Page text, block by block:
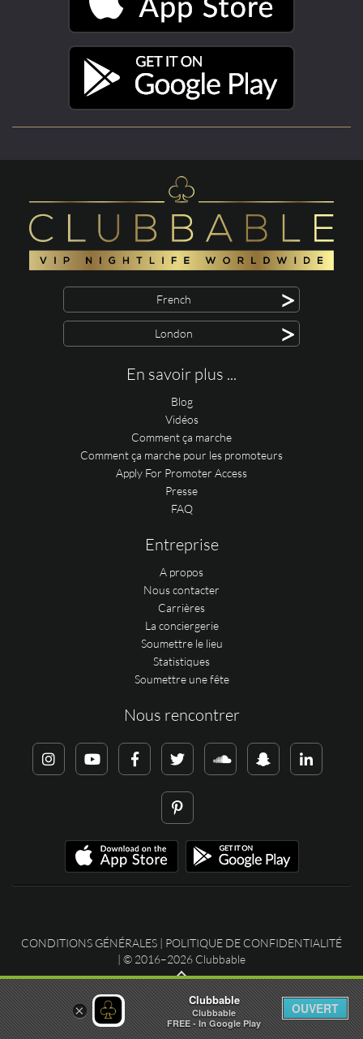
French >
London >
En savoir plus ...
Blog
Vidéos
Comment ça marche
Comment ça marche pour les promoteurs
Apply For Promoter Access
Presse
FAQ
Entreprise
A propos
Nous contacter
Carrières
La conciergerie
Soumettre le lieu
Statistiques
Soumettre une fête
Nous rencontrer
CONDITIONS GÉNÉRALES | POLITIQUE DE CONFIDENTIALITÉ
| © 2016–2026 Clubbable
×
Clubbable
Clubbable
FREE - In Google Play
OUVERT